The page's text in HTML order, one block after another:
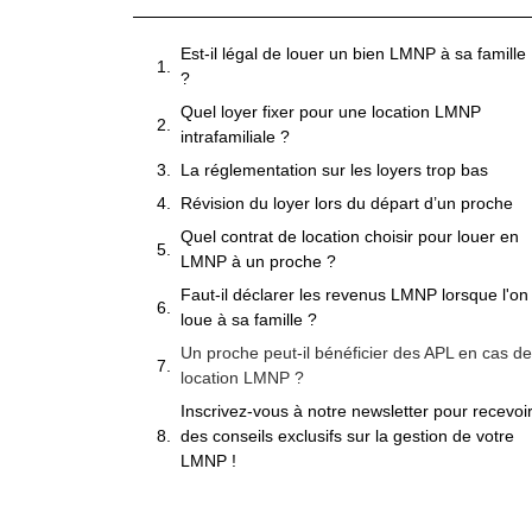
Est-il légal de louer un bien LMNP à sa famille
?
Quel loyer fixer pour une location LMNP
intrafamiliale ?
La réglementation sur les loyers trop bas
Révision du loyer lors du départ d’un proche
Quel contrat de location choisir pour louer en
LMNP à un proche ?
Faut-il déclarer les revenus LMNP lorsque l'on
loue à sa famille ?
Un proche peut-il bénéficier des APL en cas de
location LMNP ?
Inscrivez-vous à notre newsletter pour recevoir
des conseils exclusifs sur la gestion de votre
LMNP !